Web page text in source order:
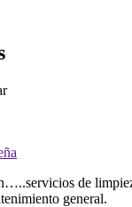
de
general.